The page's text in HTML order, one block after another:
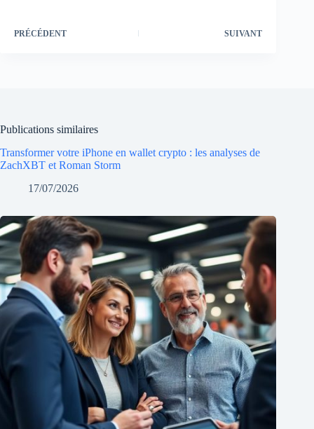
PRÉCÉDENT SUIVANT
Publications similaires
Transformer votre iPhone en wallet crypto : les analyses de
ZachXBT et Roman Storm
17/07/2026